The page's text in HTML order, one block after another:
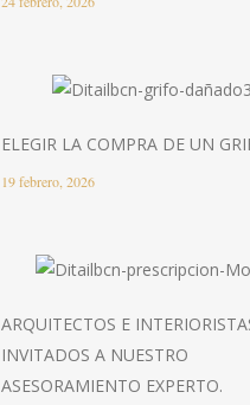
ELEGIR LA COMPRA DE UN
19 febrero, 2026
ARQUITECTOS E
INVITADOS A NUESTRO
ASESORAMIENTO EXPERTO.